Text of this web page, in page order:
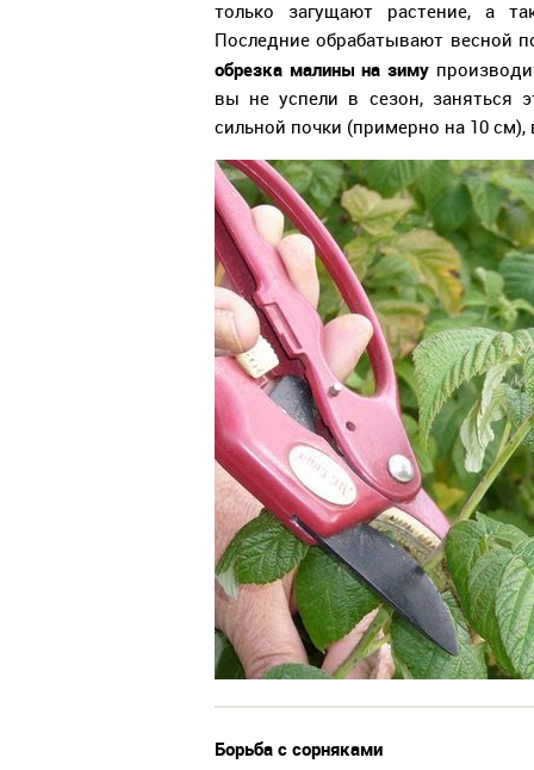
только загущают растение, а
Последние обрабатывают весной
обрезка малины на зиму
вы не успели в сезон, заняться
сильной почки (примерно на 10
Борьба с сорняками